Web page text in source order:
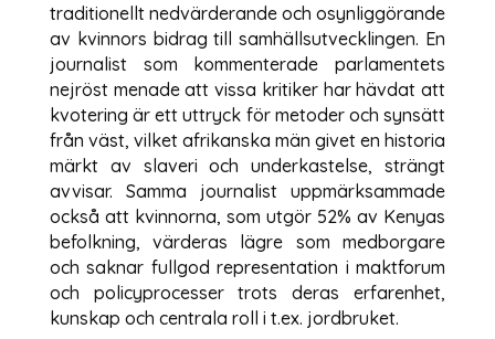
traditionellt nedvärderande och osynliggörande
av kvinnors bidrag till samhällsutvecklingen. En
journalist som kommenterade parlamentets
nejröst menade att vissa kritiker har hävdat att
kvotering är ett uttryck för metoder och synsätt
från väst, vilket afrikanska män givet en historia
märkt av slaveri och underkastelse, strängt
avvisar. Samma journalist uppmärksammade
också att kvinnorna, som utgör 52% av Kenyas
befolkning, värderas lägre som medborgare
och saknar fullgod representation i maktforum
och policyprocesser trots deras erfarenhet,
kunskap och centrala roll i t.ex. jordbruket.